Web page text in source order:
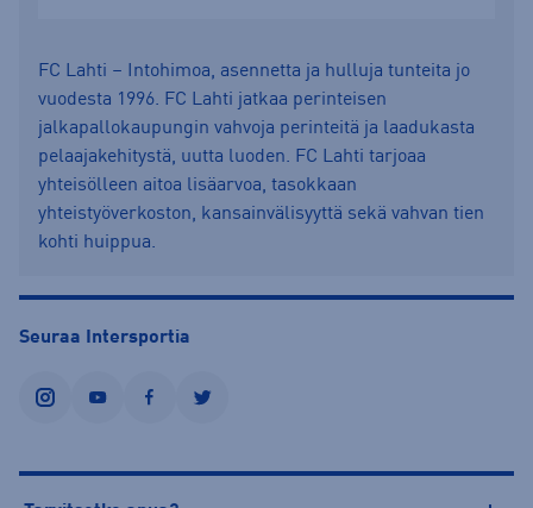
FC Lahti – Intohimoa, asennetta ja hulluja tunteita jo
vuodesta 1996. FC Lahti jatkaa perinteisen
jalkapallokaupungin vahvoja perinteitä ja laadukasta
pelaajakehitystä, uutta luoden. FC Lahti tarjoaa
yhteisölleen aitoa lisäarvoa, tasokkaan
yhteistyöverkoston, kansainvälisyyttä sekä vahvan tien
kohti huippua.
Seuraa Intersportia
instagramyoutubefacebooktwitter